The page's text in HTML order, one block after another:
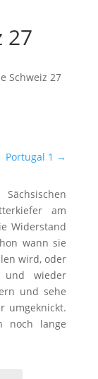
27
Schweiz 27
Portugal 1 →
am
Widerstand
wann sie
wird, oder
und wieder
und sehe
umgeknickt.
noch lange